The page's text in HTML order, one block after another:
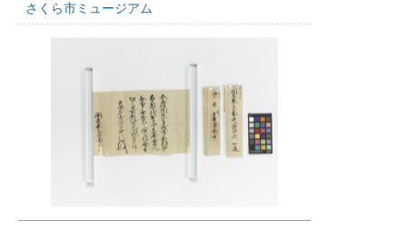
さくら市ミュージアム